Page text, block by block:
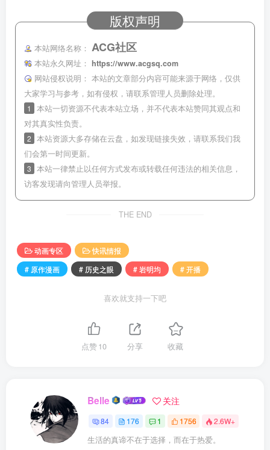
版权声明
本站网络名称： ACG社区
本站永久网址：
https://www.acgsq.com
网站侵权说明： 本站的文章部分内容可能来源于网络，仅供
大家学习与参考，如有侵权，请联系管理人员删除处理。
1
本站一切资源不代表本站立场，并不代表本站赞同其观点和
对其真实性负责。
2 本站资源大多存储在云盘，如发现链接失效，请联系我们我
们会第一时间更新。
3 本站一律禁止以任何方式发布或转载任何违法的相关信息，
访客发现请向管理人员举报。
THE END
动画专区
快讯情报
# 原作漫画
# 历史之眼 # 岩明均 # 开播
喜欢就支持一下吧
点赞10 分享 收藏
Belle 关注
84 176 1 1756 2.6W+
生活的真谛不在于选择，而在于热爱。